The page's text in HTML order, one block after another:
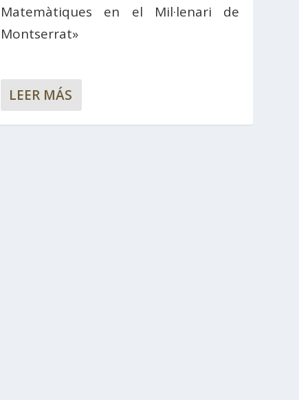
Matemàtiques en el Mil·lenari de
Montserrat»
LEER MÁS